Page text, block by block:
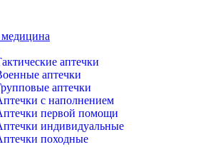
медицина
аптечки
аптечки
аптечки
с наполнением
первой помощи
индивидуальные
походные